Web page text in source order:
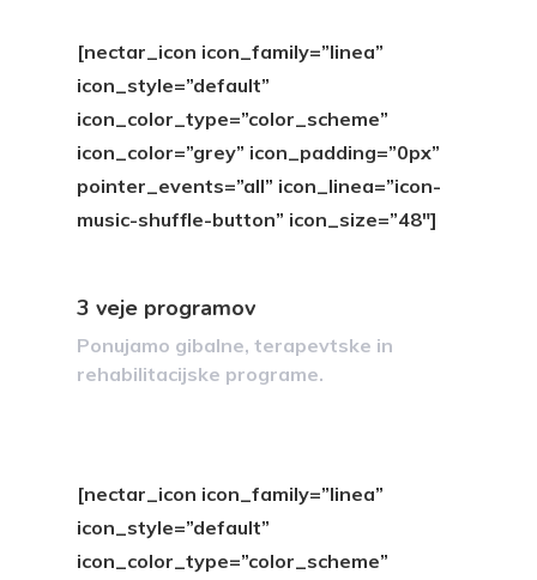
[nectar_icon icon_family=”linea”
icon_style=”default”
icon_color_type=”color_scheme”
icon_color=”grey” icon_padding=”0px”
pointer_events=”all” icon_linea=”icon-
music-shuffle-button” icon_size=”48″]
3 veje programov
Ponujamo gibalne, terapevtske in
rehabilitacijske programe.
[nectar_icon icon_family=”linea”
icon_style=”default”
icon_color_type=”color_scheme”